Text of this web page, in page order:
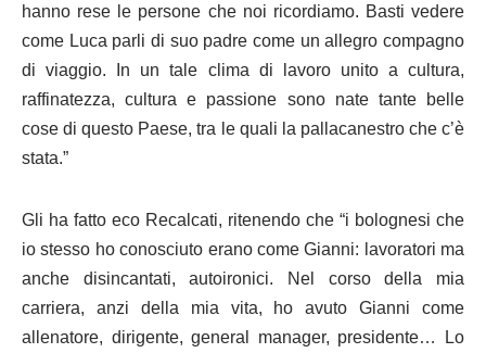
hanno rese le persone che noi ricordiamo. Basti vedere
come Luca parli di suo padre come un allegro compagno
di viaggio. In un tale clima di lavoro unito a cultura,
raffinatezza, cultura e passione sono nate tante belle
cose di questo Paese, tra le quali la pallacanestro che c’è
stata.”
Gli ha fatto eco Recalcati, ritenendo che “i bolognesi che
io stesso ho conosciuto erano come Gianni: lavoratori ma
anche disincantati, autoironici. Nel corso della mia
carriera, anzi della mia vita, ho avuto Gianni come
allenatore, dirigente, general manager, presidente… Lo